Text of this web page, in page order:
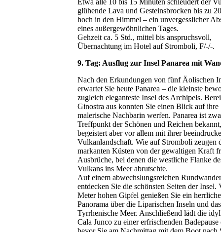
glühende Lava und Gesteinsbrocken bis zu
hoch in den Himmel – ein unvergesslicher
eines außergewöhnlichen Tages.
Gehzeit ca. 5 Std., mittel bis anspruchsvoll,
Übernachtung im Hotel auf Stromboli, F/-/-.
9. Tag: Ausflug zur Insel Panarea mit
Nach den Erkundungen von fünf Äolischen
erwartet Sie heute Panarea – die kleinste
zugleich eleganteste Insel des Archipels.
Ginostra aus konnten Sie einen Blick auf ihre
malerische Nachbarin werfen. Panarea ist
Treffpunkt der Schönen und Reichen bekannt,
begeistert aber vor allem mit ihrer
Vulkanlandschaft. Wie auf Stromboli zeugen
markanten Küsten von der gewaltigen Kraft
Ausbrüche, bei denen die westliche Flanke
Vulkans ins Meer abrutschte.
Auf einem abwechslungsreichen
entdecken Sie die schönsten Seiten der Insel.
Meter hohen Gipfel genießen Sie ein
Panorama über die Liparischen Inseln und das
Tyrrhenische Meer. Anschließend lädt die
Cala Junco zu einer erfrischenden Badepause